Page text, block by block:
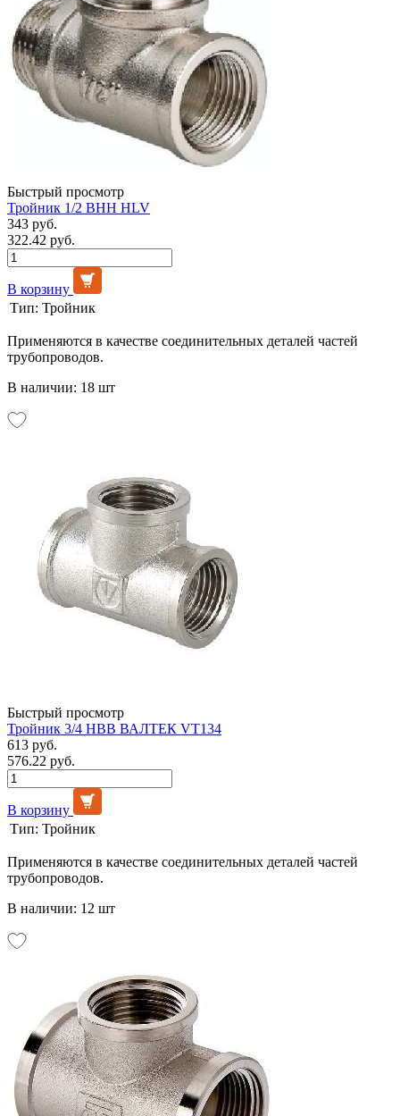
Быстрый просмотр
Тройник 1/2 ВНН HLV
343 руб.
322.42 руб.
В корзину
Тип: Тройник
Применяются в качестве соединительных деталей частей
трубопроводов.
В наличии: 18 шт
Быстрый просмотр
Тройник 3/4 НВВ ВАЛТЕК VT134
613 руб.
576.22 руб.
В корзину
Тип: Тройник
Применяются в качестве соединительных деталей частей
трубопроводов.
В наличии: 12 шт